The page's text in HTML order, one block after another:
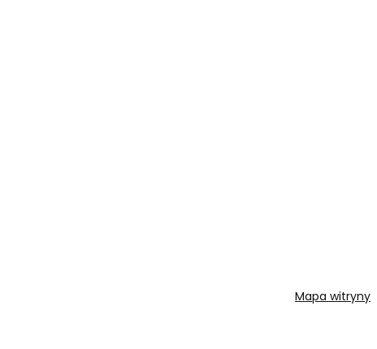
Mapa witryny